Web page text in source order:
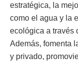
estratégica, la
como el agua y la
ecológica a través
Además, fomenta
y privado,